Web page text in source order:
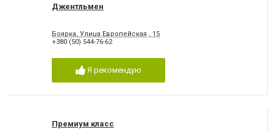
Джентльмен
Боярка, Улица Европейская , 15
+380 (50) 544-76-62
Я рекомендую
Премиум класс